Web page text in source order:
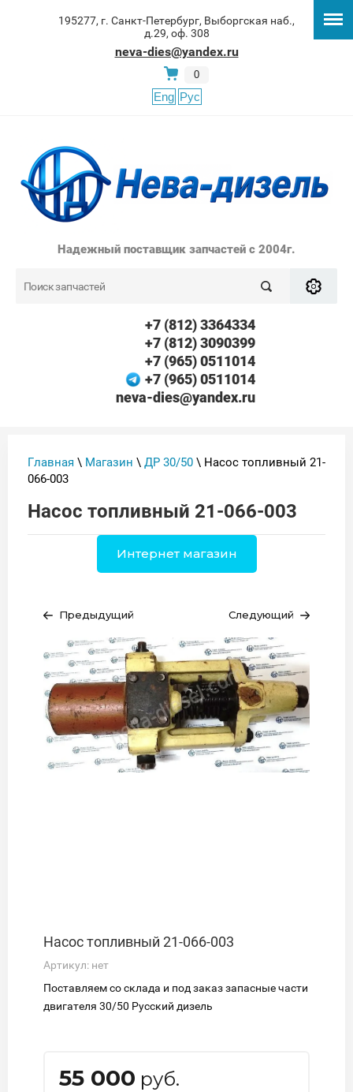
195277, г. Санкт-Петербург, Выборгская наб.,
д.29, оф. 308
neva-dies@yandex.ru
0
Eng Рус
Надежный поставщик запчастей с 2004г.
+7 (812) 3364334
+7 (812) 3090399
+7 (965) 0511014
+7 (965) 0511014
neva-dies@yandex.ru
Главная \ Магазин \ ДР 30/50 \ Насос топливный 21-
066-003
Насос топливный 21-066-003
Интернет магазин
Предыдущий Следующий
Насос топливный 21-066-003
Артикул: нет
Поставляем со склада и под заказ запасные части
двигателя 30/50 Русский дизель
55 000 руб.